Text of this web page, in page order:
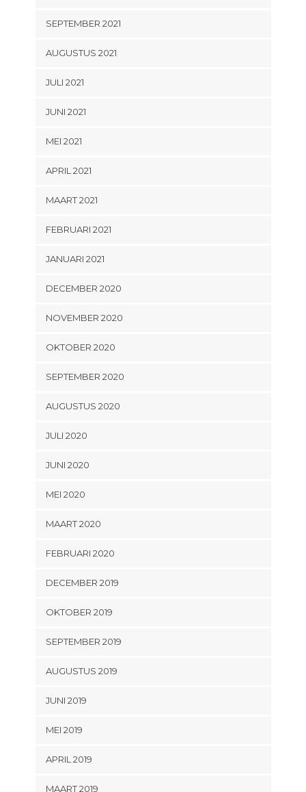
SEPTEMBER 2021
AUGUSTUS 2021
JULI 2021
JUNI 2021
MEI 2021
APRIL 2021
MAART 2021
FEBRUARI 2021
JANUARI 2021
DECEMBER 2020
NOVEMBER 2020
OKTOBER 2020
SEPTEMBER 2020
AUGUSTUS 2020
JULI 2020
JUNI 2020
MEI 2020
MAART 2020
FEBRUARI 2020
DECEMBER 2019
OKTOBER 2019
SEPTEMBER 2019
AUGUSTUS 2019
JUNI 2019
MEI 2019
APRIL 2019
MAART 2019